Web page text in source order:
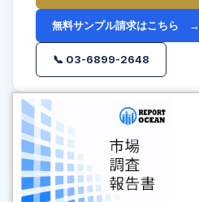
無料サンプル請求はこちら →
📞 03-6899-2648